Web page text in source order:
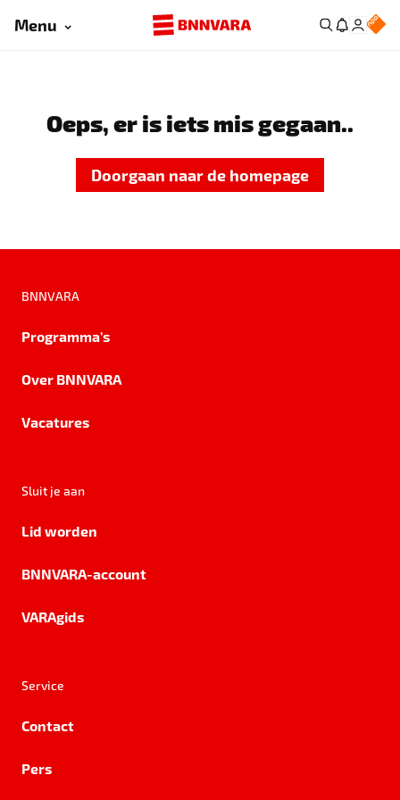
Menu
Oeps, er is iets mis gegaan..
Doorgaan naar de homepage
BNNVARA
Programma's
Over BNNVARA
Vacatures
Sluit je aan
Lid worden
BNNVARA-account
VARAgids
Service
Contact
Pers